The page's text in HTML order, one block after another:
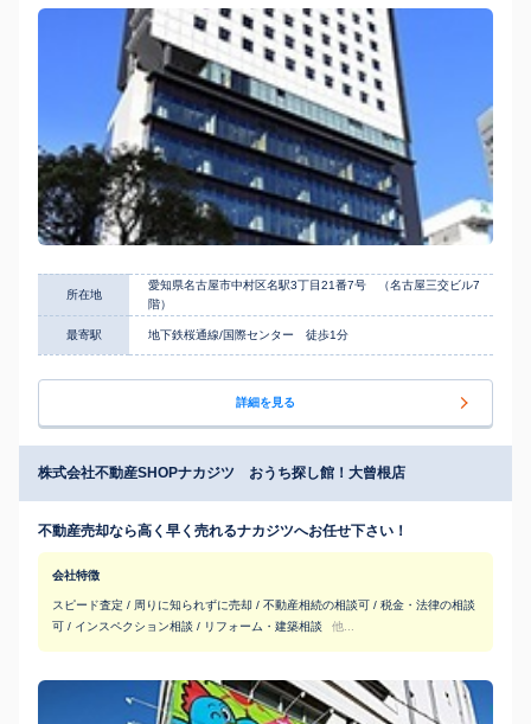
所在地
愛知県名古屋市中村区名駅3丁目21番7号 （名古屋三交ビル7
階）
最寄駅 地下鉄桜通線/国際センター 徒歩1分
詳細を見る
株式会社不動産SHOPナカジツ おうち探し館！大曾根店
不動産売却なら高く早く売れるナカジツへお任せ下さい！
会社特徴
スピード査定 / 周りに知られずに売却 / 不動産相続の相談可 / 税金・法律の相談
可 / インスペクション相談 / リフォーム・建築相談
他...